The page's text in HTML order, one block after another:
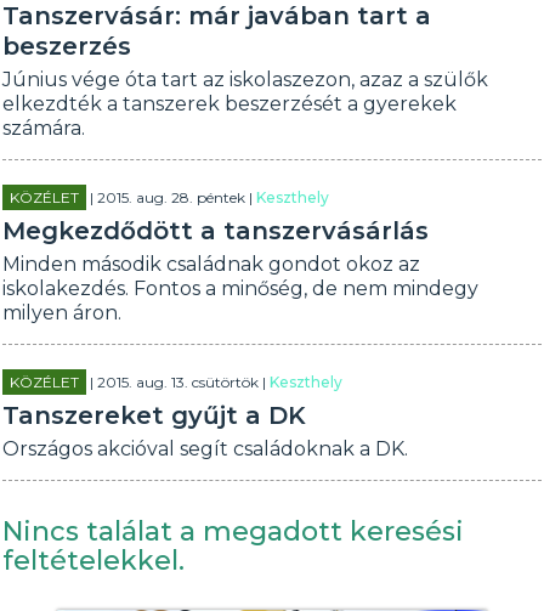
Tanszervásár: már javában tart a
beszerzés
Június vége óta tart az iskolaszezon, azaz a szülők
elkezdték a tanszerek beszerzését a gyerekek
számára.
KÖZÉLET | 2015. aug. 28. péntek |Keszthely
Megkezdődött a tanszervásárlás
Minden második családnak gondot okoz az
iskolakezdés. Fontos a minőség, de nem mindegy
milyen áron.
KÖZÉLET | 2015. aug. 13. csütörtök |Keszthely
Tanszereket gyűjt a DK
Országos akcióval segít családoknak a DK.
Nincs találat a megadott keresési
feltételekkel.